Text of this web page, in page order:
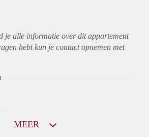
je alle informatie over ditappartement
hebt kun je contact opnemen met
MEER